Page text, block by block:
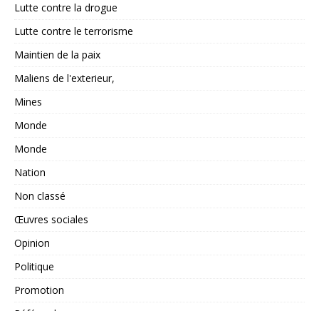
Lutte contre la drogue
Lutte contre le terrorisme
Maintien de la paix
Maliens de l'exterieur,
Mines
Monde
Monde
Nation
Non classé
Œuvres sociales
Opinion
Politique
Promotion